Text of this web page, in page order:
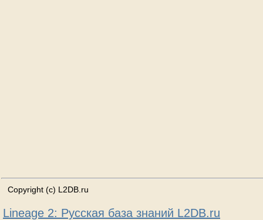
Copyright (c) L2DB.ru
Lineage 2: Русская база знаний L2DB.ru